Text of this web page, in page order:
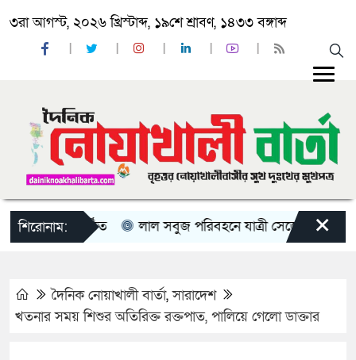
৩রা আগস্ট, ২০২৬ খ্রিস্টাব্দ, ১৯শে শ্রাবণ, ১৪৩৩ বঙ্গাব্দ
শিরোনাম:
অনুষ্ঠিত লাল সবুজ পরিবহনে যাত্রী সেজে কক্সবাজার×
দৈনিক নোয়াখালী বার্তা,সারাদেশ
খতনার সময় শিশুর অতিরিক্ত রক্তপাত, পালিয়ে গেলো ডাক্তার